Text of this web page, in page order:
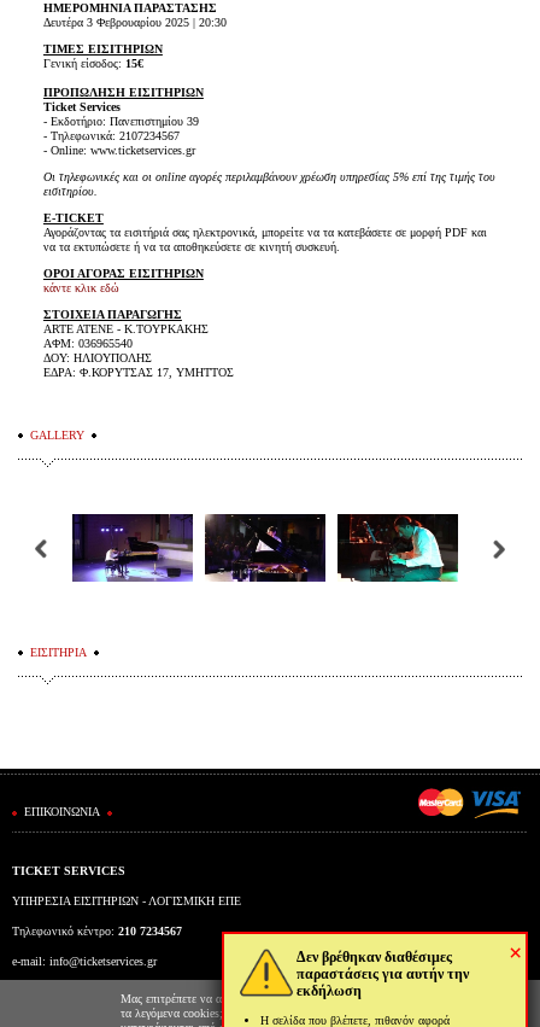
×
Δεν βρέθηκαν διαθέσιμες
παραστάσεις για αυτήν την
εκδήλωση
Η σελίδα που βλέπετε, πιθανόν αφορά
ΗΜΕΡΟΜΗΝΙΑ ΠΑΡΑΣΤΑΣΗΣ
Δευτέρα 3 Φεβρουαρίου 2025 | 20:30
ΤΙΜΕΣ ΕΙΣΙΤΗΡΙΩΝ
Γενική είσοδος: 15€
ΠΡΟΠΩΛΗΣΗ ΕΙΣΙΤΗΡΙΩΝ
Ticket Services
- Εκδοτήριο: Πανεπιστημίου 39
- Τηλεφωνικά: 2107234567
- Online: www.ticketservices.gr
Οι τηλεφωνικές και οι online αγορές περιλαμβάνουν χρέωση υπηρεσίας 5% επί της τιμής του
εισιτηρίου.
E-TICKET
Αγοράζοντας τα εισιτήριά σας ηλεκτρονικά, μπορείτε να τα κατεβάσετε σε μορφή PDF και
να τα εκτυπώσετε ή να τα αποθηκεύσετε σε κινητή συσκευή.
ΟΡΟΙ ΑΓΟΡΑΣ ΕΙΣΙΤΗΡΙΩΝ
κάντε κλικ εδώ
ΣΤΟΙΧΕΙΑ ΠΑΡΑΓΩΓΗΣ
ARTE ATENE - Κ.ΤΟΥΡΚΑΚΗΣ
ΑΦΜ: 036965540
ΔΟΥ: ΗΛΙΟΥΠΟΛΗΣ
ΕΔΡΑ: Φ.ΚΟΡΥΤΣΑΣ 17, ΥΜΗΤΤΟΣ
GALLERY
ΕΙΣΙΤΗΡΙΑ
ΕΠΙΚΟΙΝΩΝΙΑ
TICKET SERVICES
ΥΠΗΡΕΣΙΑ ΕΙΣΙΤΗΡΙΩΝ - ΛΟΓΙΣΜΙΚΗ ΕΠΕ
Τηλεφωνικό κέντρο: 210 7234567
e-mail: info@ticketservices.gr
Εκδοτήριο: Πανεπιστημίου 39 (Στοά Πεσμαζόγλου), Αθήνα
Ώρες λειτουργίας εκδοτηρίου: Δευ-Παρ: 9πμ-5μμ
Μας επιτρέπετε να αποθηκεύουμε στον φυλλομετρητή σας
τα λεγόμενα cookies; Με αυτόν τον τρόπο θα